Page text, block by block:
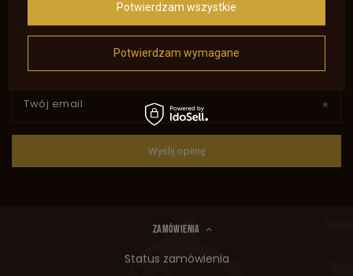
Twój email
Wyślij opinię
ZAMÓWIENIA
Status zamówienia
Potwierdzam wymagane
Potwierdzam wszystkie